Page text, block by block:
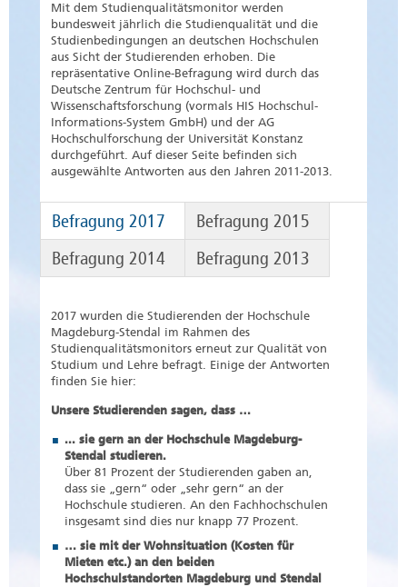
Mit dem Studienqualitätsmonitor werden
bundesweit jährlich die Studienqualität und die
Studienbedingungen an deutschen Hochschulen
aus Sicht der Studierenden erhoben. Die
repräsentative Online-Befragung wird durch das
Deutsche Zentrum für Hochschul- und
Wissenschaftsforschung (vormals HIS Hochschul-
Informations-System GmbH) und der AG
Hochschulforschung der Universität Konstanz
durchgeführt. Auf dieser Seite befinden sich
ausgewählte Antworten aus den Jahren 2011-2013.
Befragung 2017
Befragung 2015
Befragung 2014
Befragung 2013
2017 wurden die Studierenden der Hochschule
Magdeburg-Stendal im Rahmen des
Studienqualitätsmonitors erneut zur Qualität von
Studium und Lehre befragt. Einige der Antworten
finden Sie hier:
Unsere Studierenden sagen, dass …
... sie gern an der Hochschule Magdeburg-
Stendal studieren.
Über 81 Prozent der Studierenden gaben an,
dass sie „gern“ oder „sehr gern“ an der
Hochschule studieren. An den Fachhochschulen
insgesamt sind dies nur knapp 77 Prozent.
… sie mit der Wohnsituation (Kosten für
Mieten etc.) an den beiden
Hochschulstandorten Magdeburg und Stendal